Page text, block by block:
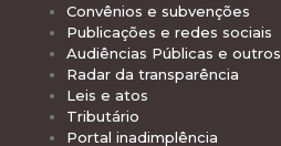
Convênios e subvenções
Publicações e redes sociais
Audiências Públicas e outros
Radar da transparência
Leis e atos
Tributário
Portal inadimplência